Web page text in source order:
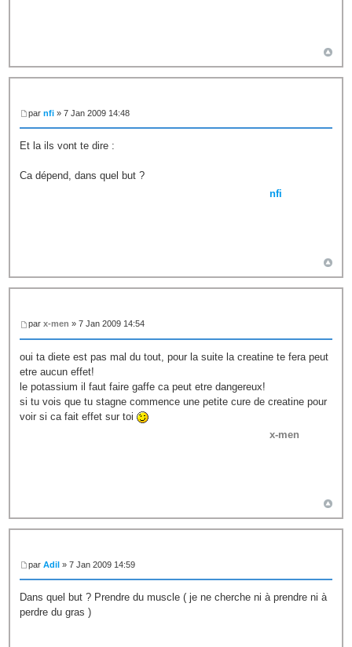
parnfi » 7 Jan 2009 14:48
Et la ils vont te dire :
Ca dépend, dans quel but ?
nfi
parx-men » 7 Jan 2009 14:54
oui ta diete est pas mal du tout, pour la suite la creatine te fera peut
etre aucun effet!
le potassium il faut faire gaffe ca peut etre dangereux!
si tu vois que tu stagne commence une petite cure de creatine pour
voir si ca fait effet sur toi
x-men
parAdil » 7 Jan 2009 14:59
Dans quel but ? Prendre du muscle ( je ne cherche ni à prendre ni à
perdre du gras )